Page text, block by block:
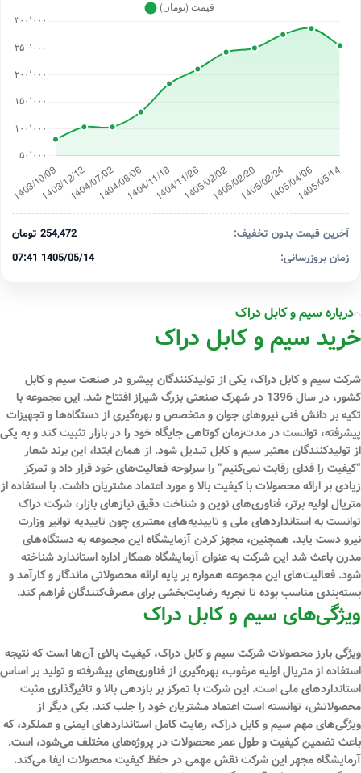
آخرین قیمت بدون تخفیف:
254,472 تومان
زمان بروزرسانی:
1405/05/14 07:41
درباره سیم و کابل دراک
خرید سیم و کابل دراک
شرکت سیم و کابل دراک، یکی از تولیدکنندگان پیشرو در صنعت سیم و کابل
کشور، در سال 1396 در شهرک صنعتی بزرگ شیراز افتتاح شد. این مجموعه با
تکیه بر دانش فنی نیروهای جوان و متخصص و بهره‌گیری از دستگاه‌ها و تجهیزات
پیشرفته، توانست در مدت‌زمان کوتاهی جایگاه خود را در بازار تثبیت کند و به یکی
از تولیدکنندگان معتبر سیم و کابل تبدیل شود. از همان ابتدا، این برند شعار
“کیفیت را فدای رقابت نمی‌کنیم” را سرلوحه فعالیت‌های خود قرار داد و تمرکز
زیادی بر ارائه محصولات با کیفیت بالا و مورد اعتماد مشتریان داشت. با استفاده از
متریال اولیه برتر، فناوری‌های نوین و شناخت دقیق نیازهای بازار، شرکت دراک
توانست به استانداردهای ملی و تاییدیه‌های معتبری چون تاییدیه توانیر وزارت
نیرو دست یابد. همچنین، مجهز کردن آزمایشگاه این مجموعه به دستگاه‌های
مدرن باعث شد این شرکت به عنوان آزمایشگاه همکار اداره استاندارد شناخته
شود. فعالیت‌های این مجموعه همواره بر پایه ارائه محصولاتی ماندگار و کارآمد و
بسته‌بندی مناسب بوده تا تجربه رضایت‌بخشی برای مصرف‌کنندگان فراهم کند.
ویژگی‌های سیم و کابل دراک
ویژگی بارز محصولات شرکت سیم و کابل دراک، کیفیت بالای آن‌ها است که نتیجه
استفاده از متریال اولیه مرغوب، بهره‌گیری از فناوری‌های پیشرفته و تولید بر اساس
استانداردهای ملی است. این شرکت با تمرکز بر بازدهی بالا و تاثیرگذاری مثبت
محصولاتش، توانسته است اعتماد مشتریان خود را جلب کند. یکی دیگر از
ویژگی‌های مهم سیم و کابل دراک، رعایت کامل استانداردهای ایمنی و عملکرد، که
باعث تضمین کیفیت و طول عمر محصولات در پروژه‌های مختلف می‌شود، است.
آزمایشگاه مجهز این شرکت نقش مهمی در حفظ کیفیت محصولات ایفا می‌کند.